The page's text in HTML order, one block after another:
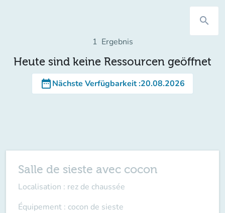
search
1 Ergebnis
Heute sind keine Ressourcen geöffnet
date_rangeNächste Verfügbarkeit:20.08.2026
Salle de sieste avec cocon
Localisation : rez de chaussée
Équipement : cocon de sieste